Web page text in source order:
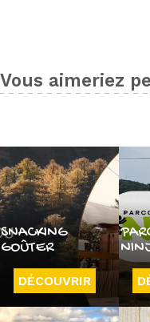
Vous aimeriez
SNACKING
GOÛTER
DÉCOUVRIR